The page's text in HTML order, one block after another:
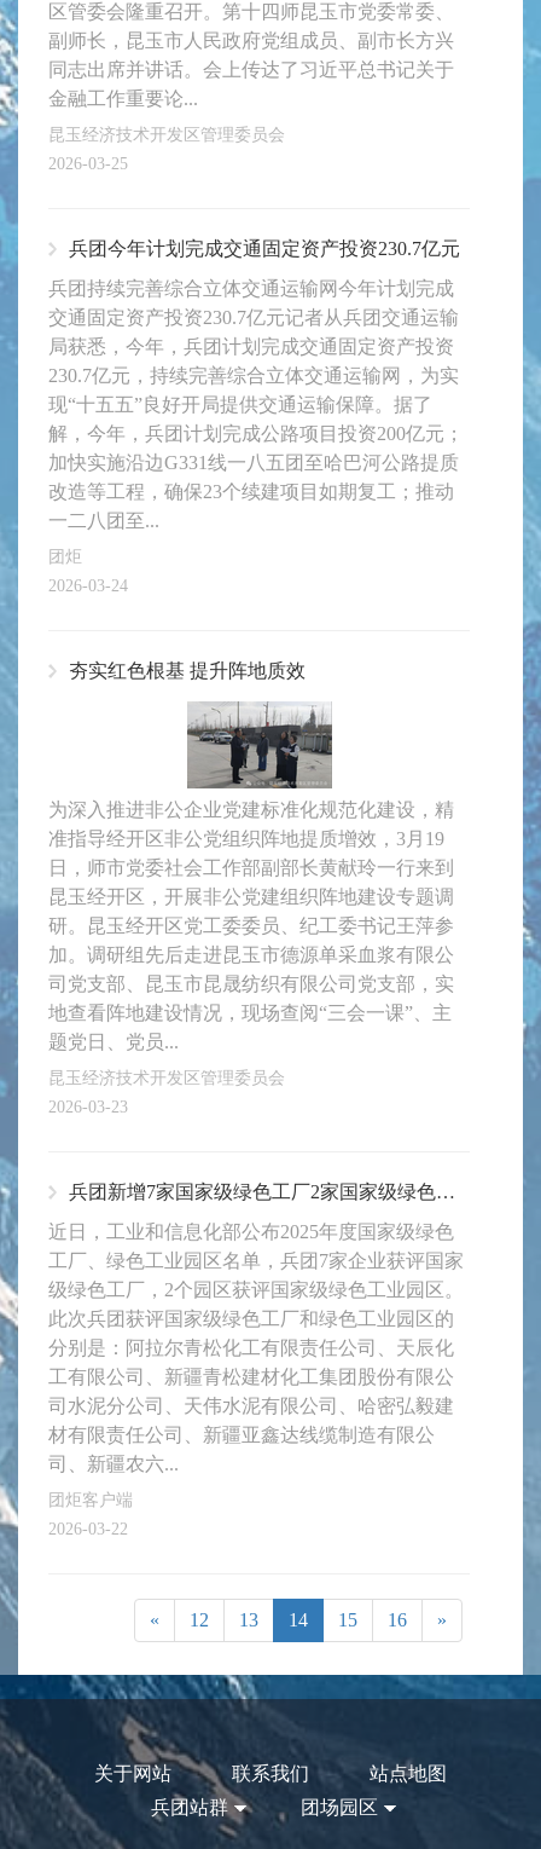
区管委会隆重召开。第十四师昆玉市党委常委、
副师长，昆玉市人民政府党组成员、副市长方兴
同志出席并讲话。会上传达了习近平总书记关于
金融工作重要论...
昆玉经济技术开发区管理委员会
2026-03-25
兵团今年计划完成交通固定资产投资230.7亿元
兵团持续完善综合立体交通运输网今年计划完成
交通固定资产投资230.7亿元记者从兵团交通运输
局获悉，今年，兵团计划完成交通固定资产投资
230.7亿元，持续完善综合立体交通运输网，为实
现“十五五”良好开局提供交通运输保障。据了
解，今年，兵团计划完成公路项目投资200亿元；
加快实施沿边G331线一八五团至哈巴河公路提质
改造等工程，确保23个续建项目如期复工；推动
一二八团至...
团炬
2026-03-24
夯实红色根基 提升阵地质效
为深入推进非公企业党建标准化规范化建设，精
准指导经开区非公党组织阵地提质增效，3月19
日，师市党委社会工作部副部长黄献玲一行来到
昆玉经开区，开展非公党建组织阵地建设专题调
研。昆玉经开区党工委委员、纪工委书记王萍参
加。调研组先后走进昆玉市德源单采血浆有限公
司党支部、昆玉市昆晟纺织有限公司党支部，实
地查看阵地建设情况，现场查阅“三会一课”、主
题党日、党员...
昆玉经济技术开发区管理委员会
2026-03-23
兵团新增7家国家级绿色工厂2家国家级绿色工业园区
近日，工业和信息化部公布2025年度国家级绿色
工厂、绿色工业园区名单，兵团7家企业获评国家
级绿色工厂，2个园区获评国家级绿色工业园区。
此次兵团获评国家级绿色工厂和绿色工业园区的
分别是：阿拉尔青松化工有限责任公司、天辰化
工有限公司、新疆青松建材化工集团股份有限公
司水泥分公司、天伟水泥有限公司、哈密弘毅建
材有限责任公司、新疆亚鑫达线缆制造有限公
司、新疆农六...
团炬客户端
2026-03-22
« 12 13 14 15 16 »
关于网站 联系我们
站点地图
兵团站群
团场园区